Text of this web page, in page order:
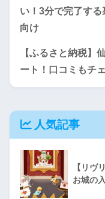
い！3分で完了す
向け
【ふるさと納税】
ート！口コミもチ
人気記事
【リヴ
お城の